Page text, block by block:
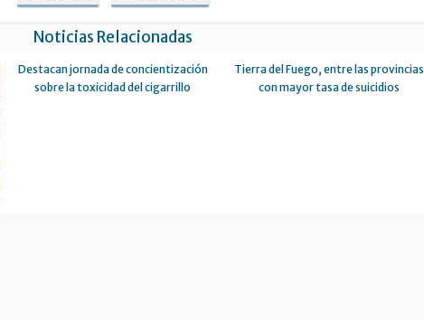
Noticias Relacionadas
Destacan jornada de concientización
sobre la toxicidad del cigarrillo
Tierra del Fuego, entre las provincias
con mayor tasa de suicidios